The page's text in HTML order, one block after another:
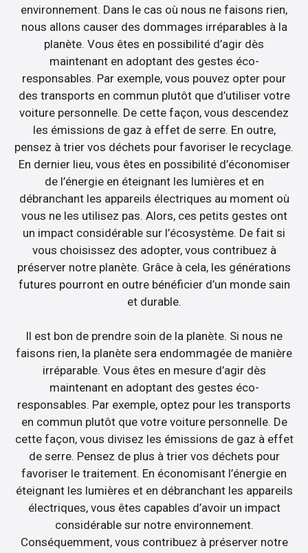
environnement. Dans le cas où nous ne faisons rien,
nous allons causer des dommages irréparables à la
planète. Vous êtes en possibilité d’agir dès
maintenant en adoptant des gestes éco-
responsables. Par exemple, vous pouvez opter pour
des transports en commun plutôt que d’utiliser votre
voiture personnelle. De cette façon, vous descendez
les émissions de gaz à effet de serre. En outre,
pensez à trier vos déchets pour favoriser le recyclage.
En dernier lieu, vous êtes en possibilité d’économiser
de l’énergie en éteignant les lumières et en
débranchant les appareils électriques au moment où
vous ne les utilisez pas. Alors, ces petits gestes ont
un impact considérable sur l’écosystème. De fait si
vous choisissez des adopter, vous contribuez à
préserver notre planète. Grâce à cela, les générations
futures pourront en outre bénéficier d’un monde sain
et durable.
Il est bon de prendre soin de la planète. Si nous ne
faisons rien, la planète sera endommagée de manière
irréparable. Vous êtes en mesure d’agir dès
maintenant en adoptant des gestes éco-
responsables. Par exemple, optez pour les transports
en commun plutôt que votre voiture personnelle. De
cette façon, vous divisez les émissions de gaz à effet
de serre. Pensez de plus à trier vos déchets pour
favoriser le traitement. En économisant l’énergie en
éteignant les lumières et en débranchant les appareils
électriques, vous êtes capables d’avoir un impact
considérable sur notre environnement.
Conséquemment, vous contribuez à préserver notre